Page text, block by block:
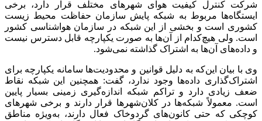
شرکت کنترل کیفیت هوای شهرهای مختلف قرار دارد، برخی
ایستگاه‌ها مربوط به شبکه پایش سازمان حفاظت محیط زیست
کشوری است و بخشی از این شبکه در سازمان هواشناسی کشور
است. ولی هیچ‌کدام از آن‌ها به صورت یکپارچه قابل دسترس نیست
و داده‌های آن‌ها به اشتراک گذاشته نمی‌شود.
وی با بیان این‌که به دلیل قوانین و محدودیت‌ها سامانه یکپارچه برای
اشتراک‌گذاری داده‌ها وجود ندارد، گفت: همچنین این شبکه نقاط
ضعف زیادی دارد و تراکم شبکه اندازه‌گیری زمینی بسیار پایین
است. معمولاً شبکه‌ها در کلان‌شهرها قرار دارند و برخی شهرهای
کوچکی که حتی کانون‌های گردوخاک فعال دارند، به‌ویژه مناطق